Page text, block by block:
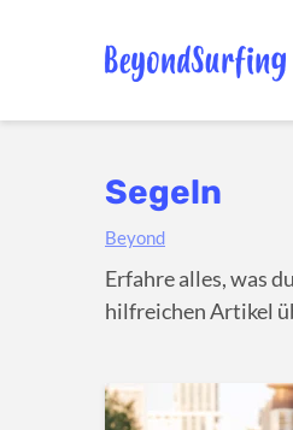
Segeln
Beyond
Erfahre alles, was
hilfreichen Artikel